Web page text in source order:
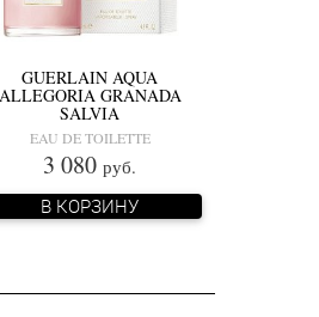
GUERLAIN AQUA
ALLEGORIA GRANADA
SALVIA
EAU DE TOILETTE
3 080 руб.
В КОРЗИНУ